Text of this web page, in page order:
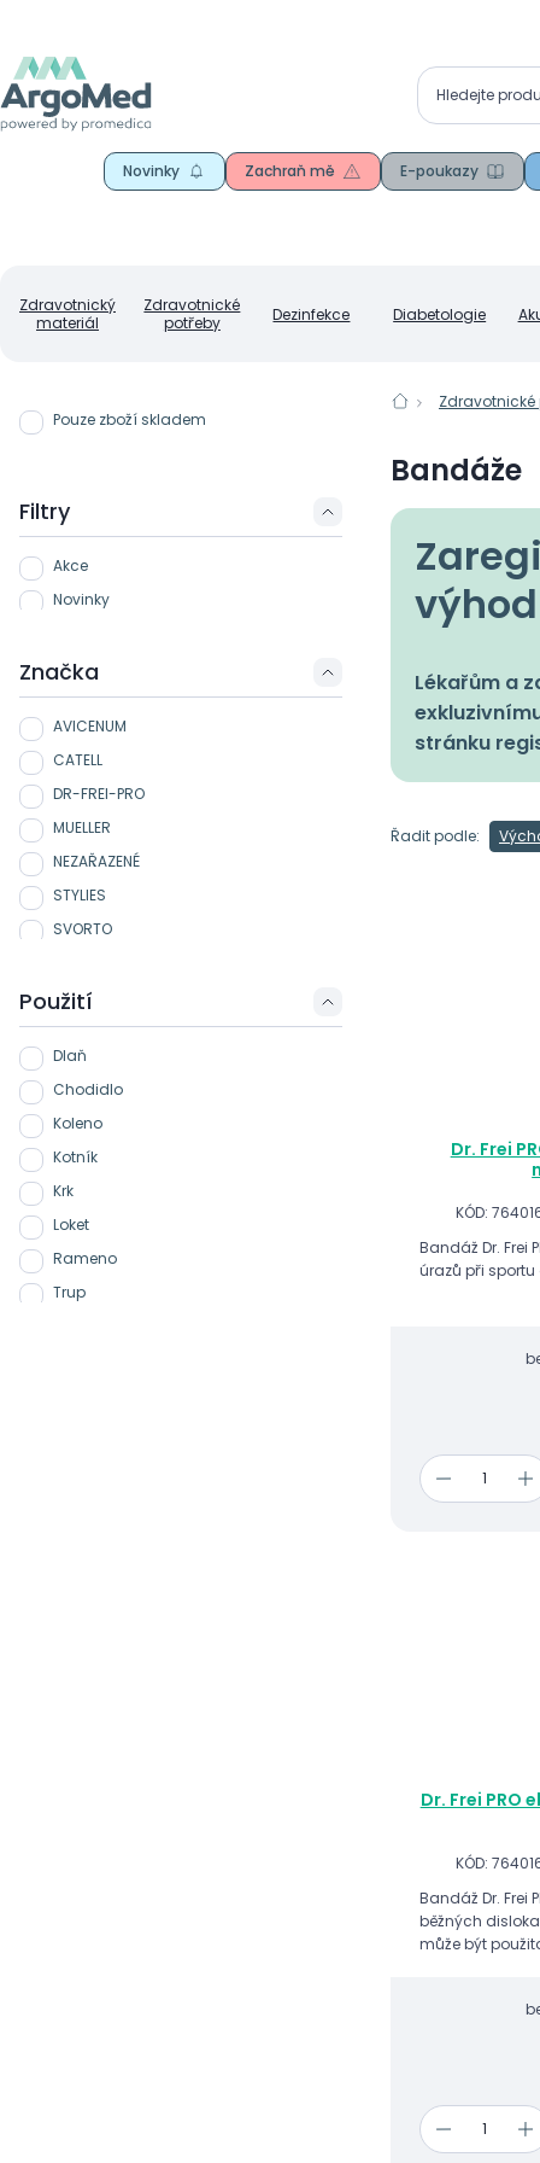
Zdravotnický
materiál
Zdravotnické
potřeby
Dezinfekce Diabetologie
Novinky Zachraň mě E-poukazy
Pouze zboží skladem
Filtry
Akce
Novinky
Značka
AVICENUM
CATELL
DR-FREI-PRO
MUELLER
NEZAŘAZENÉ
STYLIES
SVORTO
Použití
Dlaň
Chodidlo
Koleno
Kotník
Krk
Loket
Rameno
Trup
Zdravotnické
Bandáže
Lékařům a
stránku
Řadit podle:
Dr. Frei
KÓD:
Bandáž Dr. Frei
úrazů při
Dr. Frei PRO
KÓD:
Bandáž Dr. Frei
běžných
může být